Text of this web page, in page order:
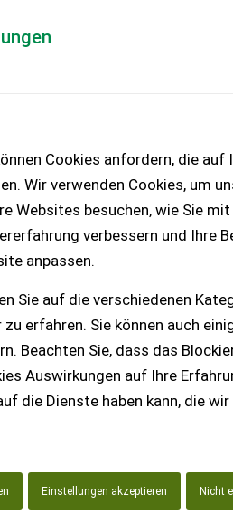
Cookies anfordern, die
Wir verwenden Cookies, um
Websites besuchen, wie Sie
verbessern und Ihre
anpassen.
Sie auf die verschiedenen
zu erfahren. Sie können auch
Beachten Sie, dass das
Auswirkungen auf Ihre
die Dienste haben kann, die
Einstellungen akzeptieren Nicht